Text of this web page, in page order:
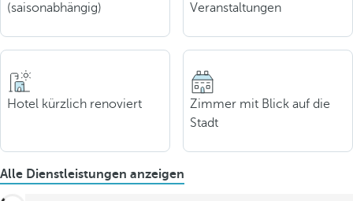
(saisonabhängig)
Veranstaltungen
Hotel kürzlich renoviert
Zimmer mit Blick auf die
Stadt
Alle Dienstleistungen anzeigen